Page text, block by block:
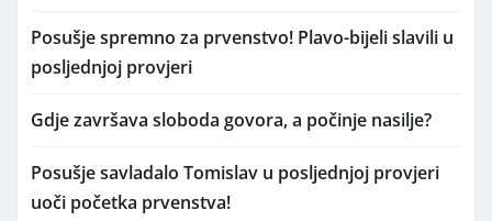
Posušje spremno za prvenstvo! Plavo-bijeli slavili u
posljednjoj provjeri
Gdje završava sloboda govora, a počinje nasilje?
Posušje savladalo Tomislav u posljednjoj provjeri
uoči početka prvenstva!